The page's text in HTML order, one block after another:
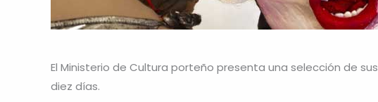
El Ministerio de Cultura porteño presenta una selección de sus
diez días.